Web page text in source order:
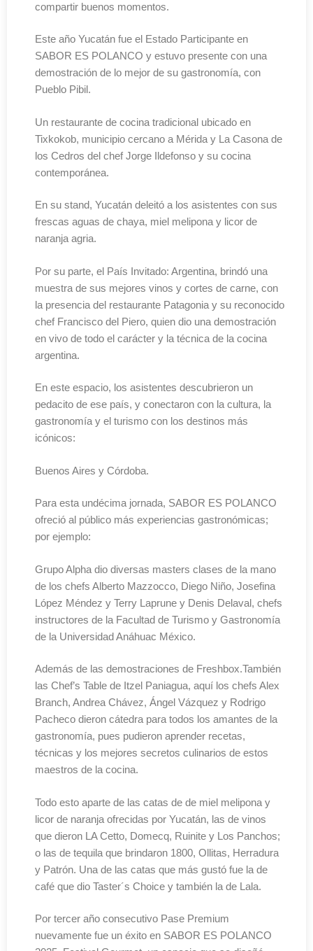
compartir buenos momentos.
Este año Yucatán fue el Estado Participante en
SABOR ES POLANCO y estuvo presente con una
demostración de lo mejor de su gastronomía, con
Pueblo Pibil.
Un restaurante de cocina tradicional ubicado en
Tixkokob, municipio cercano a Mérida y La Casona de
los Cedros del chef Jorge Ildefonso y su cocina
contemporánea.
En su stand, Yucatán deleitó a los asistentes con sus
frescas aguas de chaya, miel melipona y licor de
naranja agria.
Por su parte, el País Invitado: Argentina, brindó una
muestra de sus mejores vinos y cortes de carne, con
la presencia del restaurante Patagonia y su reconocido
chef Francisco del Piero, quien dio una demostración
en vivo de todo el carácter y la técnica de la cocina
argentina.
En este espacio, los asistentes descubrieron un
pedacito de ese país, y conectaron con la cultura, la
gastronomía y el turismo con los destinos más
icónicos:
Buenos Aires y Córdoba.
Para esta undécima jornada, SABOR ES POLANCO
ofreció al público más experiencias gastronómicas;
por ejemplo:
Grupo Alpha dio diversas masters clases de la mano
de los chefs Alberto Mazzocco, Diego Niño, Josefina
López Méndez y Terry Laprune y Denis Delaval, chefs
instructores de la Facultad de Turismo y Gastronomía
de la Universidad Anáhuac México.
Además de las demostraciones de Freshbox.También
las Chef’s Table de Itzel Paniagua, aquí los chefs Alex
Branch, Andrea Chávez, Ángel Vázquez y Rodrigo
Pacheco dieron cátedra para todos los amantes de la
gastronomía, pues pudieron aprender recetas,
técnicas y los mejores secretos culinarios de estos
maestros de la cocina.
Todo esto aparte de las catas de de miel melipona y
licor de naranja ofrecidas por Yucatán, las de vinos
que dieron LA Cetto, Domecq, Ruinite y Los Panchos;
o las de tequila que brindaron 1800, Ollitas, Herradura
y Patrón. Una de las catas que más gustó fue la de
café que dio Taster´s Choice y también la de Lala.
Por tercer año consecutivo Pase Premium
nuevamente fue un éxito en SABOR ES POLANCO